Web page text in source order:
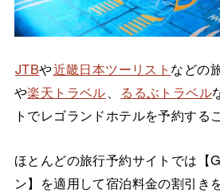
JTBや近畿日本ツーリスト などの
や楽天トラベル、 るるぶトラベル
トでレゴランドホテルを予約する
ほとんどの旅行予約サイトでは【
ン】を適用して宿泊料金の割引き